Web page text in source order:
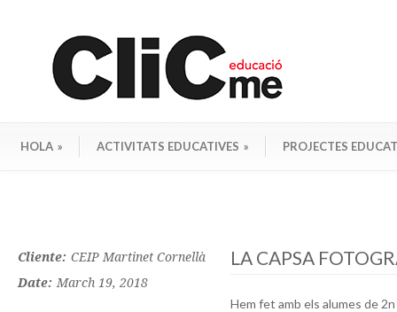
HOLA » ACTIVITATS EDUCATIVES » PROJECTES
Cliente: CEIP Martinet Cornellà
Date: March 19, 2018
LA CAPSA
Hem fet amb els alumes de